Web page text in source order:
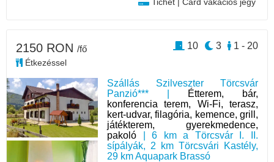
Szállás Szilveszter Törcsvár
Panzió*** |
Étterem, bár,
konferencia terem, Wi-Fi, terasz,
kert-udvar, filagória, kemence, grill,
játékterem, gyerekmedence,
pakoló | 6 km a Törcsvár I. II.
sípályák, 2 km Törcsvári Kastély,
29 km Aquapark Brassó
2150 RON /fő
Étkezéssel
1 - 20
3
10